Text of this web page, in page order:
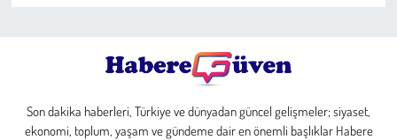
Son dakika haberleri, Türkiye ve dünyadan güncel gelişmeler; siyaset,
ekonomi, toplum, yaşam ve gündeme dair en önemli başlıklar Habere
Son Dakika